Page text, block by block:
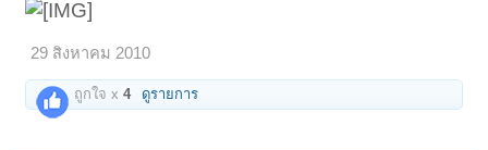
29 สิงหาคม 2010
ถูกใจ x4 ดูรายการ